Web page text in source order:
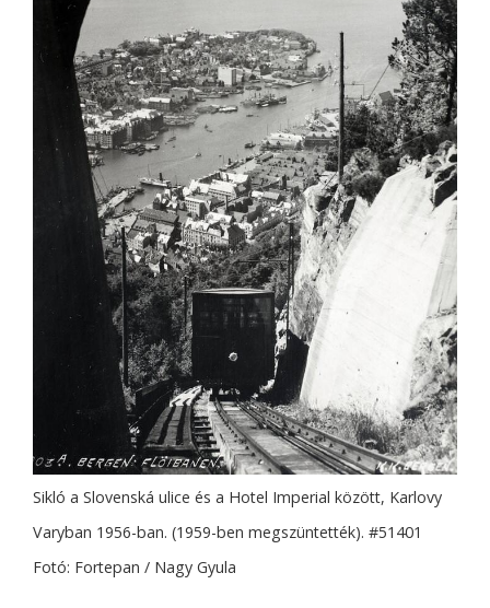
Sikló a Slovenská ulice és a Hotel Imperial között, Karlovy
Varyban 1956-ban. (1959-ben megszüntették). #51401
Fotó: Fortepan / Nagy Gyula